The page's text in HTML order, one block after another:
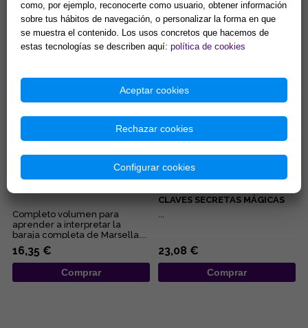
convivencia de la pareja, del
embarazo, de los negocios,
del pleito, de la salud... Éstas...
15,38 €
ofreciédonos prácticos
manuales para iniciarnos en las
diferentes disciplinas
esotérica...
9,62 €
EL TAROT DE MARSELLA, AL
Completo volumen para
aprender a interpretar la
baraja completa de Marsella....
16,35 €
Comprar
TAROT DE MARSELLA:
CLAVES SECRETAS MÁGICAS
...
23,08 €
Comprar
como, por ejemplo, reconocerte como usuario, obtener información
sobre tus hábitos de navegación, o personalizar la forma en que
se muestra el contenido. Los usos concretos que hacemos de
estas tecnologías se describen aquí: política de cookies
Aceptar cookies
Rechazar cookies
Configurar cookies